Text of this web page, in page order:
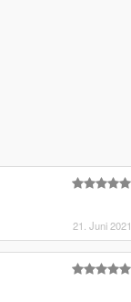
21. Juni 2021